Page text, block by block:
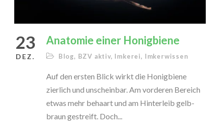
23
DEZ.
Anatomie einer Honigbiene
Blog, BZV aktiv, Imkerei, Imkerwissen
Auf den ersten Blick wirkt die Honigbiene
zierlich und unscheinbar. Am vorderen Bereich
etwas mehr behaart und am Hinterleib gelb-
braun gestreift. Doch...